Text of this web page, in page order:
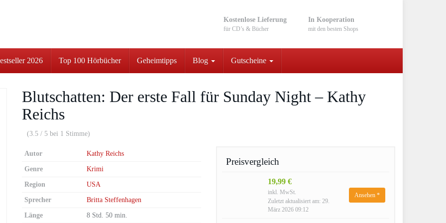
Kostenlose Lieferung
für CD’s & Bücher
In Kooperation
mit den besten Shops
2026 Top 100 Hörbücher Geheimtipps Blog Gutscheine
Blutschatten: Der erste Fall für Sunday Night – Kathy
Reichs
(3.5 / 5 bei 1 Stimme)
Preisvergleich
19,99 €
inkl. MwSt.
Zuletzt aktualisiert am: 29.
März 2026 09:12
Ansehen *
Autor Kathy Reichs
Genre Krimi
Region USA
Sprecher Britta Steffenhagen
Länge 8 Std. 50 min.